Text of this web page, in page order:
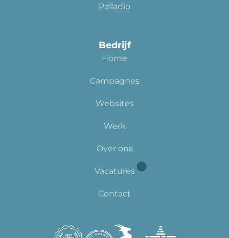
Palladio
Bedrijf
Home
Campagnes
Websites
Werk
Over ons
Vacatures
Contact